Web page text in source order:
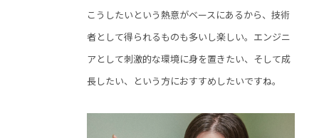
こうしたいという熱意がベースにあるから、技術
者として得られるものも多いし楽しい。エンジニ
アとして刺激的な環境に身を置きたい、そして成
長したい、という方におすすめしたいですね。